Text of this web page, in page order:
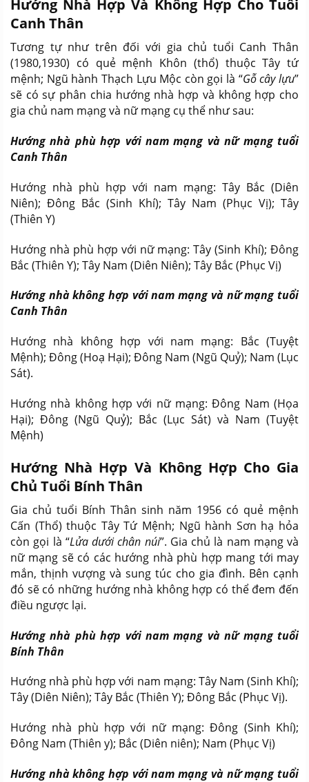
Hướng Nhà Hợp Và Không Hợp Cho Tuổi
Canh Thân
Tương tự như trên đối với gia chủ tuổi Canh Thân
(1980,1930) có quẻ mệnh Khôn (thổ) thuộc Tây tứ
mệnh; Ngũ hành Thạch Lựu Mộc còn gọi là “Gỗ cây lựu”
sẽ có sự phân chia hướng nhà hợp và không hợp cho
gia chủ nam mạng và nữ mạng cụ thể như sau:
Hướng nhà phù hợp với nam mạng và nữ mạng tuổi
Canh Thân
Hướng nhà phù hợp với nam mạng: Tây Bắc (Diên
Niên); Đông Bắc (Sinh Khí); Tây Nam (Phục Vị); Tây
(Thiên Y)
Hướng nhà phù hợp với nữ mạng: Tây (Sinh Khí); Đông
Bắc (Thiên Y); Tây Nam (Diên Niên); Tây Bắc (Phục Vị)
Hướng nhà không hợp với nam mạng và nữ mạng tuổi
Canh Thân
Hướng nhà không hợp với nam mạng: Bắc (Tuyệt
Mệnh); Đông (Hoạ Hại); Đông Nam (Ngũ Quỷ); Nam (Lục
Sát).
Hướng nhà không hợp với nữ mạng: Đông Nam (Họa
Hại); Đông (Ngũ Quỷ); Bắc (Lục Sát) và Nam (Tuyệt
Mệnh)
Hướng Nhà Hợp Và Không Hợp Cho Gia
Chủ Tuổi Bính Thân
Gia chủ tuổi Bính Thân sinh năm 1956 có quẻ mệnh
Cấn (Thổ) thuộc Tây Tứ Mệnh; Ngũ hành Sơn hạ hỏa
còn gọi là “Lửa dưới chân núi”. Gia chủ là nam mạng và
nữ mạng sẽ có các hướng nhà phù hợp mang tới may
mắn, thịnh vượng và sung túc cho gia đình. Bên cạnh
đó sẽ có những hướng nhà không hợp có thể đem đến
điều ngược lại.
Hướng nhà phù hợp với nam mạng và nữ mạng tuổi
Bính Thân
Hướng nhà phù hợp với nam mạng: Tây Nam (Sinh Khí);
Tây (Diên Niên); Tây Bắc (Thiên Y); Đông Bắc (Phục Vị).
Hướng nhà phù hợp với nữ mạng: Đông (Sinh Khí);
Đông Nam (Thiên y); Bắc (Diên niên); Nam (Phục Vị)
Hướng nhà không hợp với nam mạng và nữ mạng tuổi